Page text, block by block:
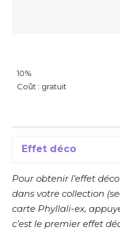
10%
Coût : gratuit
Effet déco
Pour obtenir l’effet
dans votre collection
carte Phyllali-ex,
c’est le premier effet